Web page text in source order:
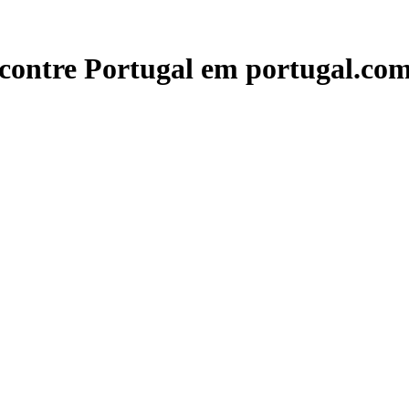
Portugal em